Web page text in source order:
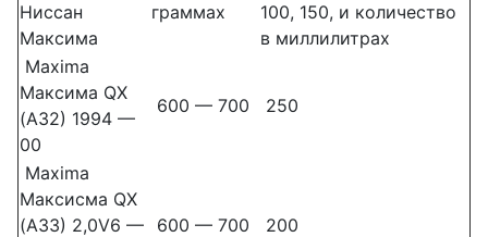
Ниссан
Максима
граммах
100, 150, и количество
в миллилитрах
Maxima
Максима QX
(A32) 1994 —
00
600 — 700 250
Maxima
Максисма QX
(A33) 2,0V6 —
600 — 700 200